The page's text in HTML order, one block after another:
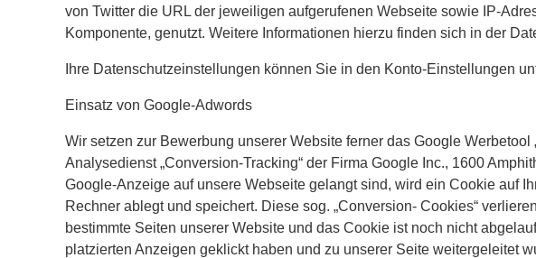
von Twitter die URL der jeweiligen aufgerufenen Webseite sowie IP-
Komponente, genutzt. Weitere Informationen hierzu finden sich in der
Ihre Datenschutzeinstellungen können Sie in den Konto-Einstellungen
Einsatz von Google-Adwords
Wir setzen zur Bewerbung unserer Website ferner das Google
Analysedienst „Conversion-Tracking“ der Firma Google Inc., 1600
Google-Anzeige auf unsere Webseite gelangt sind, wird ein Cookie auf
Rechner ablegt und speichert. Diese sog. „Conversion- Cookies“
bestimmte Seiten unserer Website und das Cookie ist noch nicht
platzierten Anzeigen geklickt haben und zu unserer Seite weitergeleitet